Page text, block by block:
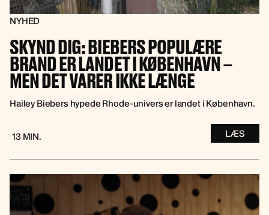
NYHED
SKYND DIG: BIEBERS POPULÆRE
BRAND ER LANDET I KØBENHAVN –
MEN DET VARER IKKE LÆNGE
Hailey Biebers hypede Rhode-univers er landet i København.
13 MIN. LÆS